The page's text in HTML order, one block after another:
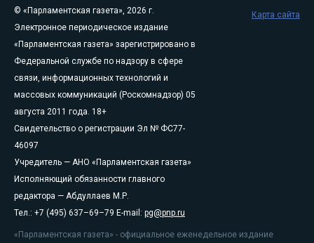
© «Парламентская газета», 2026 г.
Электронное периодическое издание
«Парламентская газета» зарегистрировано в
Федеральной службе по надзору в сфере
связи, информационных технологий и
массовых коммуникаций (Роскомнадзор) 05
августа 2011 года. 18+
Свидетельство о регистрации Эл № ФС77-
46097
Учредитель — АНО «Парламентская газета»
Исполняющий обязанности главного
редактора — Абдуллаев М.Р.
Тел.: +7 (495) 637–69–79 E-mail: pg@pnp.ru
«Парламентская газета» - официальное еженедельное издание
Карта сайта